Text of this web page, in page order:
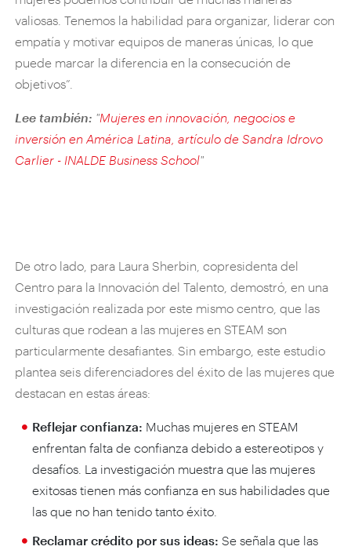
valiosas. Tenemos la habilidad para organizar, liderar con
empatía y motivar equipos de maneras únicas, lo que
puede marcar la diferencia en la consecución de
objetivos”.
Lee también: "Mujeres en innovación, negocios e
inversión en América Latina, artículo de Sandra Idrovo
Carlier - INALDE Business School"
De otro lado, para Laura Sherbin, copresidenta del
Centro para la Innovación del Talento, demostró, en una
investigación realizada por este mismo centro, que las
culturas que rodean a las mujeres en STEAM son
particularmente desafiantes. Sin embargo, este estudio
plantea seis diferenciadores del éxito de las mujeres que
destacan en estas áreas:
Reflejar confianza: Muchas mujeres en STEAM
enfrentan falta de confianza debido a estereotipos y
desafíos. La investigación muestra que las mujeres
exitosas tienen más confianza en sus habilidades que
las que no han tenido tanto éxito.
Reclamar crédito por sus ideas: Se señala que las